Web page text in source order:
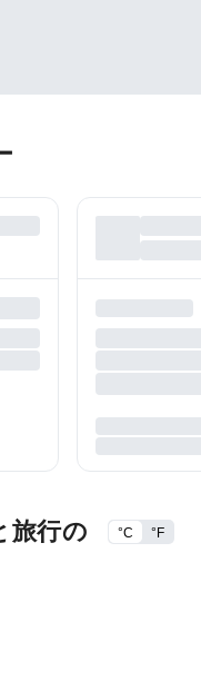
旅行の
°C °F